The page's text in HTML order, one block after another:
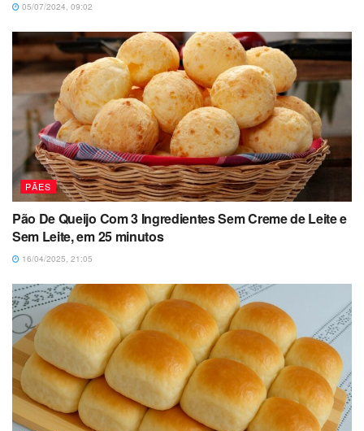
05/07/2024, 09:02
PÃES
Pão De Queijo Com 3 Ingredientes Sem Creme de Leite e
Sem Leite, em 25 minutos
16/04/2025, 21:05